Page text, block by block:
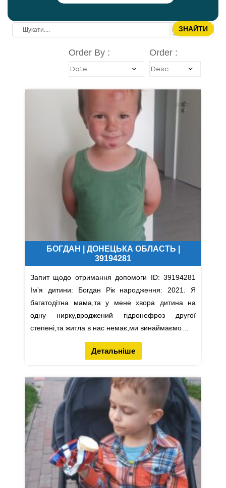
Order By : Order :
БОГДАН | ДОНЕЦЬКА ОБЛАСТЬ |
39194281
Запит щодо отримання допомоги ID: 39194281
Імʼя дитини: Богдан Рік народження: 2021. Я
багатодітна мама,та у мене хвора дитина на
одну нирку,вроджений гідронефроз другої
степені,та житла в нас немає,ми винаймаємо…
Детальніше